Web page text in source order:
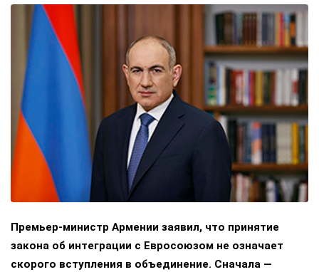
Премьер-министр Армении заявил, что принятие
закона об интеграции с Евросоюзом не означает
скорого вступления в объединение. Сначала —